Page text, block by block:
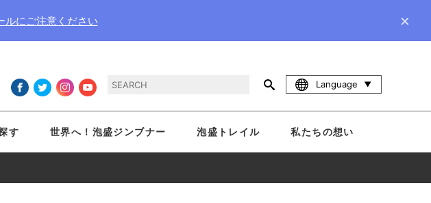
ルにご注意ください ×
Language
す 世界へ！泡盛ジンブナー 泡盛トレイル 私たちの想い